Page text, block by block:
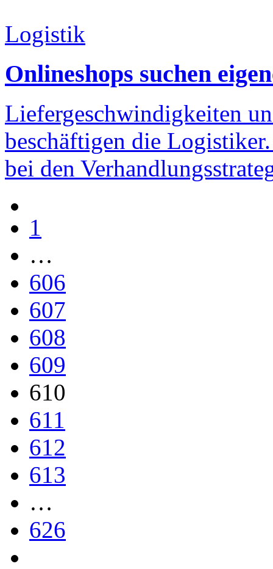
Logistik
Onlineshops suchen
Liefergeschwindigkeiten
beschäftigen die
bei den
1
…
606
607
608
609
610
611
612
613
…
626